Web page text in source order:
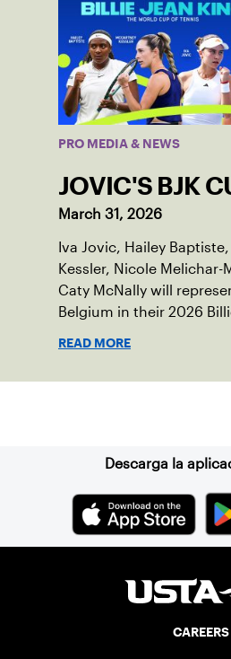
PRO MEDIA & NEWS
JOVIC'S BJK
March 31, 2026
Iva Jovic, Hailey
Kessler, Nicole Melichar-
Caty McNally will
Belgium in their 2026
READ MORE
Descarga la
CAREERS